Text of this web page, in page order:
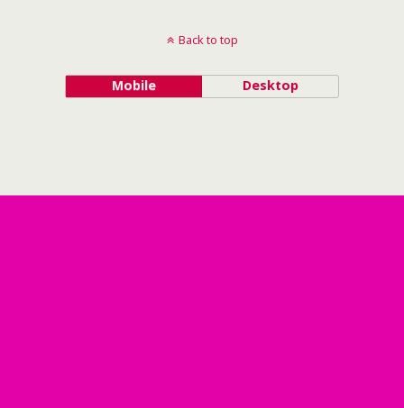
Back to top
Mobile Desktop